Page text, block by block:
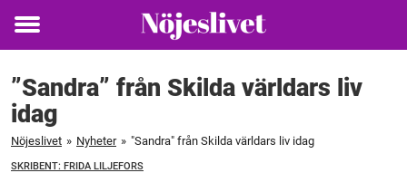
Toggle
”Sandra” från Skilda världars liv
idag
Nöjeslivet » Nyheter » "Sandra" från Skilda världars liv idag
SKRIBENT: FRIDA LILJEFORS